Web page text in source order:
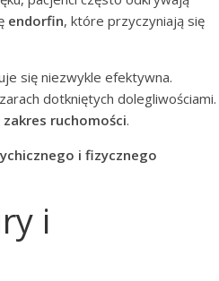
endorfin, które przyczyniają się
się niezwykle efektywna.
dotkniętych dolegliwościami.
zakres ruchomości.
i fizycznego
i